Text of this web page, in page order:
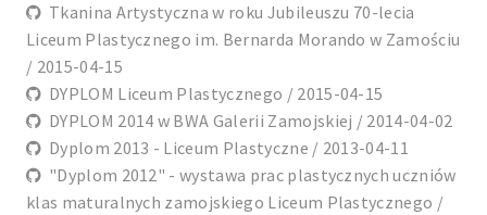
Tkanina Artystyczna w roku Jubileuszu 70-lecia
Liceum Plastycznego im. Bernarda Morando w Zamościu
/ 2015-04-15
DYPLOM Liceum Plastycznego / 2015-04-15
DYPLOM 2014 w BWA Galerii Zamojskiej / 2014-04-02
Dyplom 2013 - Liceum Plastyczne / 2013-04-11
"Dyplom 2012" - wystawa prac plastycznych uczniów
klas maturalnych zamojskiego Liceum Plastycznego /